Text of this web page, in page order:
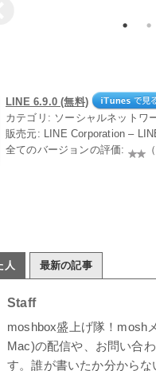
LINE 6.9.0 (無料)
カテゴリ: ソーシャルネットワ
販売元: LINE Corporation –
全てのバージョンの評価:
人 最新の記事
Staff
moshbox盛上げ隊！mosh
Mac)の配信や、お問い合
す。誰が書いたか分から